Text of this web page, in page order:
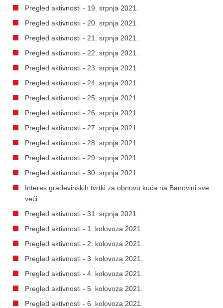
Pregled aktivnosti - 19. srpnja 2021.
Pregled aktivnosti - 20. srpnja 2021.
Pregled aktivnosti - 21. srpnja 2021.
Pregled aktivnosti - 22. srpnja 2021.
Pregled aktivnosti - 23. srpnja 2021.
Pregled aktivnosti - 24. srpnja 2021.
Pregled aktivnosti - 25. srpnja 2021.
Pregled aktivnosti - 26. srpnja 2021.
Pregled aktivnosti - 27. srpnja 2021.
Pregled aktivnosti - 28. srpnja 2021.
Pregled aktivnosti - 29. srpnja 2021.
Pregled aktivnosti - 30. srpnja 2021.
Interes građevinskih tvrtki za obnovu kuća na Banovini sve
veći
Pregled aktivnosti - 31. srpnja 2021.
Pregled aktivnosti - 1. kolovoza 2021.
Pregled aktivnosti - 2. kolovoza 2021.
Pregled aktivnosti - 3. kolovoza 2021.
Pregled aktivnosti - 4. kolovoza 2021.
Pregled aktivnosti - 5. kolovoza 2021.
Pregled aktivnosti - 6. kolovoza 2021.